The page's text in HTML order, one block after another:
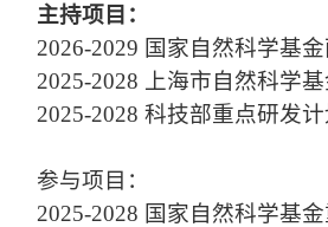
主持项目：
2026-2029 国家自然科学基
2025-2028 上海市自然科学
2025-2028 科技部重点研发
参与项目：
2025-2028 国家自然科学基